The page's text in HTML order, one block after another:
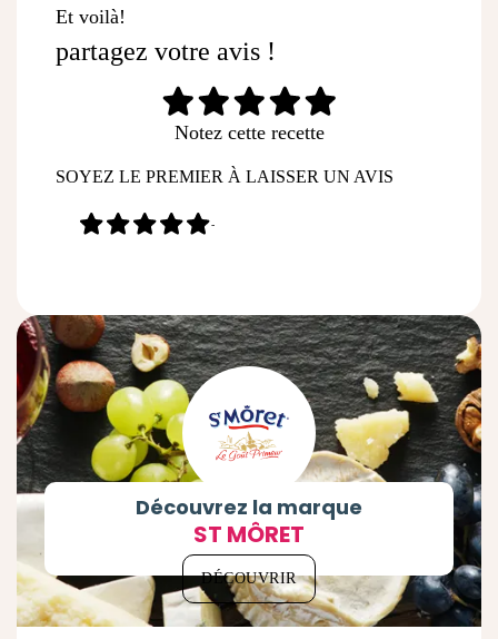
Et voilà!
partagez votre avis !
Notez cette recette
SOYEZ LE PREMIER À LAISSER UN AVIS
-
Découvrez la marque
ST MÔRET
DÉCOUVRIR